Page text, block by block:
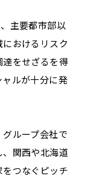
主要都市部以
おけるリスク
をせざるを得
ルが十分に発
ループ会社で
、関西や北海道
つなぐピッチ